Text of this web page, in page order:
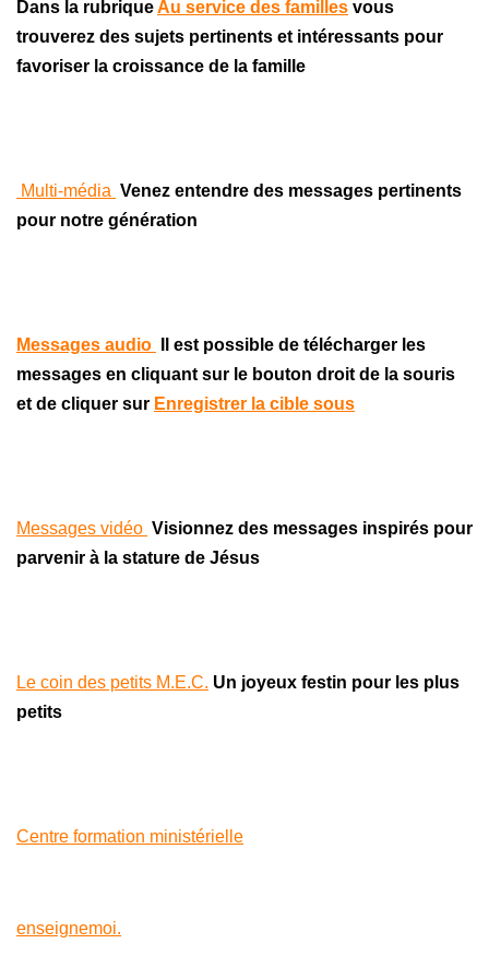
Dans la rubriqueAu service des familles vous
trouverez des sujets pertinents et intéressants pour
favoriser la croissance de la famille
Multi-média Venez entendre des messages pertinents
pour notre génération
Messages audio Il est possible de télécharger les
messages en cliquant sur le bouton droit de la souris
et de cliquer sur Enregistrer la cible sous
Messages vidéo Visionnez des messages inspirés pour
parvenir à la stature de Jésus
Le coin des petits M.E.C. Un joyeux festin pour les plus
petits
Centre formation ministérielle
enseignemoi.